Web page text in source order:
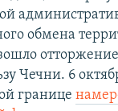
обмена
Чечни. 6
границе